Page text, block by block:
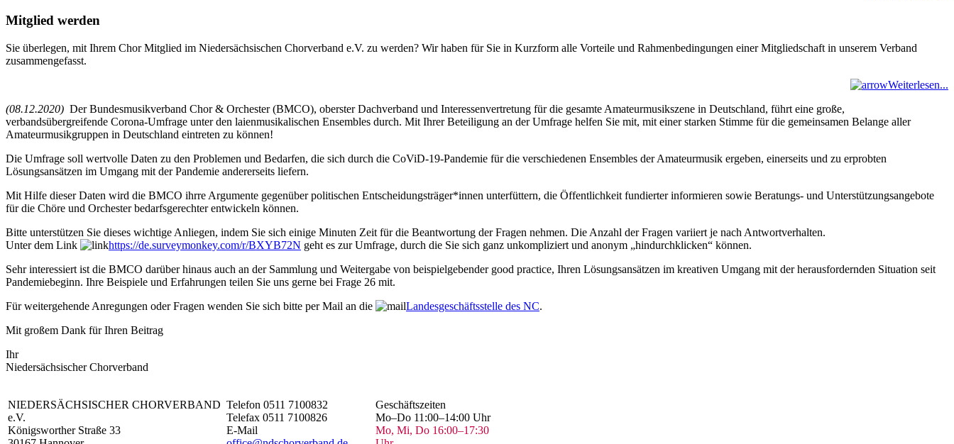
Mitglied werden
Sie überlegen, mit Ihrem Chor Mitglied im Niedersächsischen Chorverband e.V. zu werden? Wir haben für Sie in Kurzform alle Vorteile und Rahmenbedingungen einer Mitgliedschaft in unserem Verband
zusammengefasst.
Weiterlesen...
(08.12.2020) Der Bundesmusikverband Chor & Orchester (BMCO), oberster Dachverband und Interessenvertretung für die gesamte Amateurmusikszene in Deutschland, führt eine große,
verbandsübergreifende Corona-Umfrage unter den laienmusikalischen Ensembles durch. Mit Ihrer Beteiligung an der Umfrage helfen Sie mit, mit einer starken Stimme für die gemeinsamen Belange aller
Amateurmusikgruppen in Deutschland eintreten zu können!
Die Umfrage soll wertvolle Daten zu den Problemen und Bedarfen, die sich durch die CoViD-19-Pandemie für die verschiedenen Ensembles der Amateurmusik ergeben, einerseits und zu erprobten
Lösungsansätzen im Umgang mit der Pandemie andererseits liefern.
Mit Hilfe dieser Daten wird die BMCO ihrre Argumente gegenüber politischen Entscheidungsträger*innen unterfüttern, die Öffentlichkeit fundierter informieren sowie Beratungs- und Unterstützungsangebote
für die Chöre und Orchester bedarfsgerechter entwickeln können.
Bitte unterstützen Sie dieses wichtige Anliegen, indem Sie sich einige Minuten Zeit für die Beantwortung der Fragen nehmen. Die Anzahl der Fragen variiert je nach Antwortverhalten.
Unter dem Link
https://de.surveymonkey.com/r/BXYB72N geht es zur Umfrage, durch die Sie sich ganz unkompliziert und anonym „hindurchklicken“ können.
Sehr interessiert ist die BMCO darüber hinaus auch an der Sammlung und Weitergabe von beispielgebender good practice, Ihren Lösungsansätzen im kreativen Umgang mit der herausfordernden Situation seit
Pandemiebeginn. Ihre Beispiele und Erfahrungen teilen Sie uns gerne bei Frage 26 mit.
Für weitergehende Anregungen oder Fragen wenden Sie sich bitte per Mail an die
Landesgeschäftsstelle des NC.
Mit großem Dank für Ihren Beitrag
Ihr
Niedersächsischer Chorverband
NIEDERSÄCHSISCHER CHORVERBAND
e.V.
Königsworther Straße 33
Telefon 0511 7100832
Telefax 0511 7100826
E-Mail
Geschäftszeiten
Mo–Do 11:00–14:00 Uhr
Mo, Mi, Do 16:00–17:30